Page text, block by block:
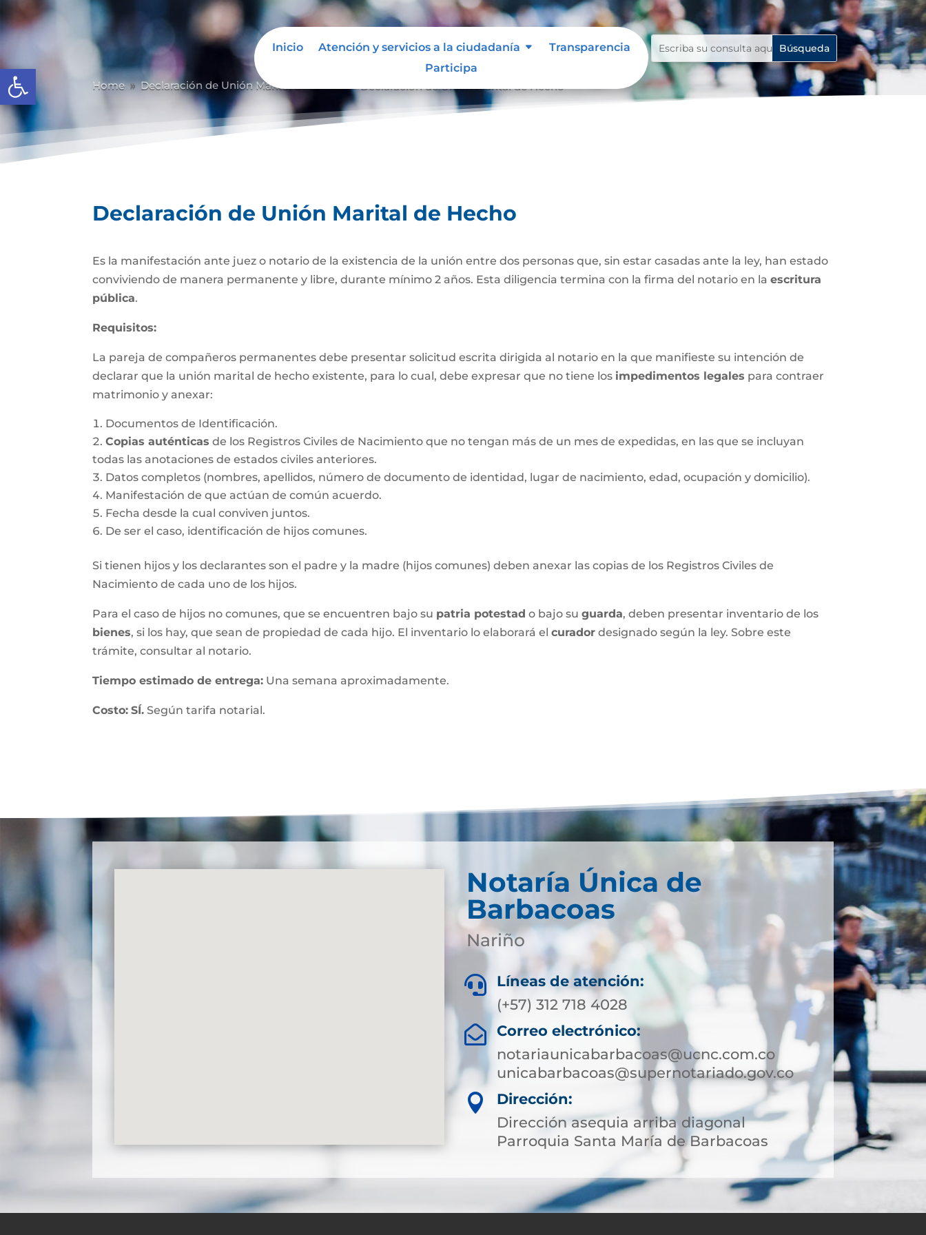
Abrir barra de herramientas
Inicio Atención y servicios a la ciudadanía
Transparencia
Participa
Home 9 Declaración de Unión Marital de Hecho
Declaración de Unión Marital de Hecho
Es la manifestación ante juez o notario de la existencia de la unión entre dos personas que, sin estar casadas ante la ley, han estado
conviviendo de manera permanente y libre, durante mínimo 2 años. Esta diligencia termina con la firma del notario en laescritura
pública.
Requisitos:
La pareja de compañeros permanentes debe presentar solicitud escrita dirigida al notario en la que manifieste su intención de
declarar que la unión marital de hecho existente, para lo cual, debe expresar que no tiene los impedimentos legales para contraer
matrimonio y anexar:
Documentos de Identificación.
Copias auténticas de los Registros Civiles de Nacimiento que no tengan más de un mes de expedidas, en las que se incluyan
todas las anotaciones de estados civiles anteriores.
Datos completos (nombres, apellidos, número de documento de identidad, lugar de nacimiento, edad, ocupación y domicilio).
Manifestación de que actúan de común acuerdo.
Fecha desde la cual conviven juntos.
De ser el caso, identificación de hijos comunes.
Si tienen hijos y los declarantes son el padre y la madre (hijos comunes) deben anexar las copias de los Registros Civiles de
Nacimiento de cada uno de los hijos.
Para el caso de hijos no comunes, que se encuentren bajo su patria potestad o bajo suguarda, deben presentar inventario de los
bienes, si los hay, que sean de propiedad de cada hijo. El inventario lo elaborará elcurador designado según la ley. Sobre este
trámite, consultar al notario.
Tiempo estimado de entrega: Una semana aproximadamente.
Costo: SÍ. Según tarifa notarial.
Notaría Única de
Barbacoas
Nariño

Líneas de atención:
(+57) 312 718 4028

Correo electrónico:
notariaunicabarbacoas@ucnc.com.co
unicabarbacoas@supernotariado.gov.co

Dirección:
Dirección asequia arriba diagonal
Parroquia Santa María de Barbacoas